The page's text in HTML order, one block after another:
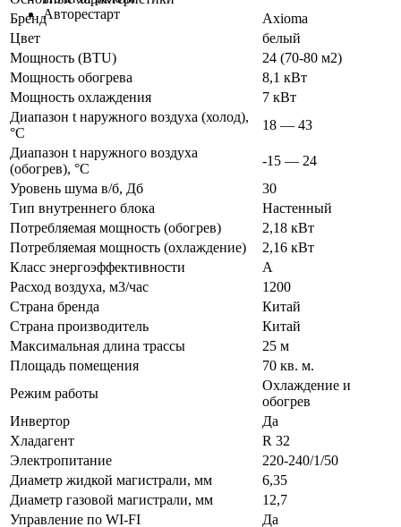
Авторестарт
Бренд
Axioma
Цвет
белый
Мощность (BTU)
24 (70-80 м2)
Мощность обогрева
8,1 кВт
Мощность охлаждения
7 кВт
Диапазон t наружного воздуха (холод),
°C
18 — 43
Диапазон t наружного воздуха
(обогрев), °C
-15 — 24
Уровень шума в/б, Дб
30
Тип внутреннего блока
Настенный
Потребляемая мощность (обогрев)
2,18 кВт
Потребляемая мощность (охлаждение)
2,16 кВт
Класс энергоэффективности
A
Расход воздуха, м3/час
1200
Страна бренда
Китай
Страна производитель
Китай
Максимальная длина трассы
25 м
Площадь помещения
70 кв. м.
Режим работы
Охлаждение и
обогрев
Инвертор
Да
Хладагент
R 32
Электропитание
220-240/1/50
Диаметр жидкой магистрали, мм
6,35
Диаметр газовой магистрали, мм
12,7
Управление по WI-FI
Да